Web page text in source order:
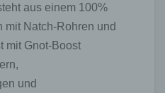
aus einem 100%
mit Natch-Rohren und
mit Gnot-Boost
und